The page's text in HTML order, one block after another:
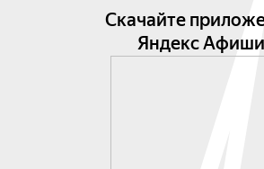
Скачайте
Яндекс Афиши